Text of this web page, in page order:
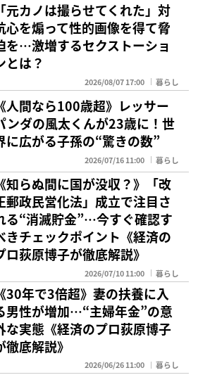
「元カノは撮らせてくれた」対
心を煽って性的画像を得て脅
を…激増するセクストーショ
とは？
2026/08/07 17:00 暮らし
《人間なら100歳超》レッサー
ンダの風太くんが23歳に！世
に広がる子孫の“驚きの数”
2026/07/16 11:00 暮らし
《知らぬ間に国が没収？》「改
郵政民営化法」成立で注目さ
る“消滅貯金”…今すぐ確認す
きチェックポイント《経済の
ロ荻原博子が徹底解説》
2026/07/10 11:00 暮らし
《30年で3倍超》妻の扶養に入
男性が増加…“主婦年金”の意
な実態《経済のプロ荻原博子
徹底解説》
2026/06/26 11:00 暮らし